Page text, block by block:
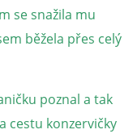
Aktualizováno: 1. 8. 2026
se snažila mu
běžela přes celý
poznal a tak
cestu konzervičky